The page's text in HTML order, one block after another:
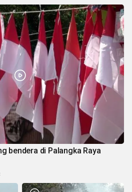
bendera di Palangka Raya